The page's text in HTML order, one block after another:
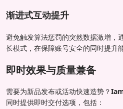
渐进式互动提升
避免触发算法惩罚的突然数据激增，
长模式，在保障账号安全的同时提升能
即时效果与质量兼备
需要为新品发布或活动快速造势？
同时提供即时交付选项，包括：